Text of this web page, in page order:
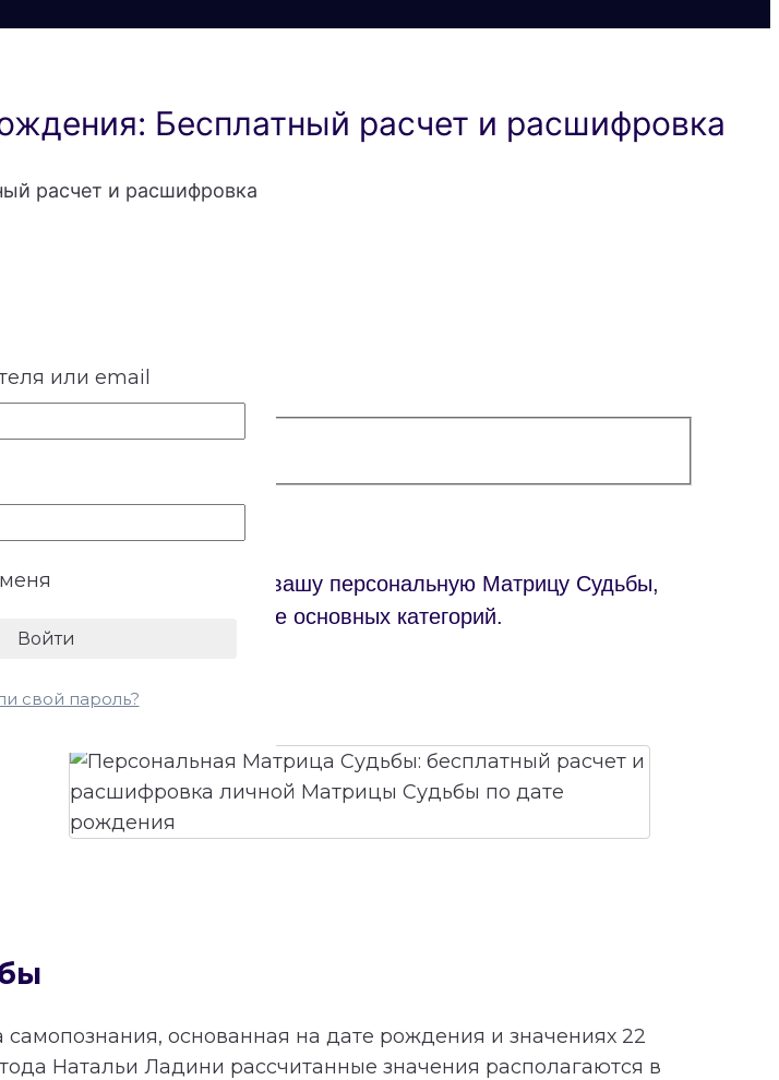
Бесплатный расчет и расшифровка
расчет и расшифровка
калькулятор построит вашу персональную Матрицу Судьбы,
бесплатной расшифровке основных категорий.
основанная на дате рождения и значениях 22
Натальи Ладини рассчитанные значения располагаются в
или email
свой пароль?